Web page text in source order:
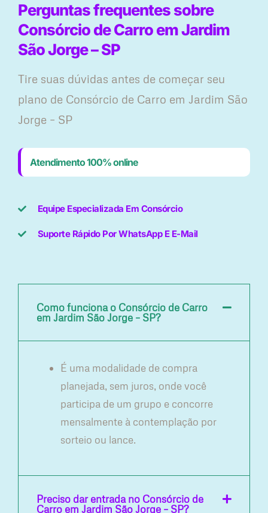
Perguntas frequentes sobre
Consórcio de Carro em Jardim
São Jorge – SP
Tire suas dúvidas antes de começar seu
plano ​de Consórcio de Carro em Jardim São
Jorge – SP
Atendimento 100% online
Equipe Especializada Em Consórcio
Suporte Rápido Por WhatsApp E E-Mail
Como funciona o Consórcio de Carro
em Jardim São Jorge – SP?
É uma modalidade de compra
planejada, sem juros, onde você
participa de um grupo e concorre
mensalmente à contemplação por
sorteio ou lance.
Preciso dar entrada no Consórcio de
Carro em Jardim São Jorge – SP?